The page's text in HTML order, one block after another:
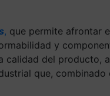
, que permite afrontar
y
calidad del producto,
que, combinado